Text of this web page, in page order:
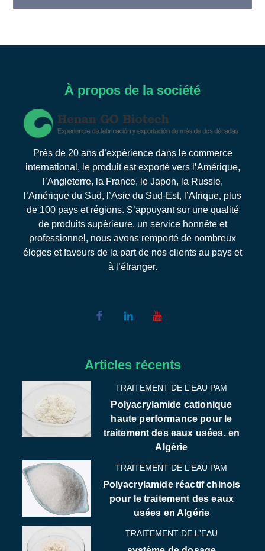
À propos de la société
Près de 20 ans d’expérience dans le commerce
international, le produit est exporté vers l’Amérique,
l’Angleterre, la France, le Japon, la Russie,
l’Amérique du Sud, l’Asie du Sud-Est, l’Afrique, plus
de 100 pays et régions. S’appuyant sur une qualité
de produits supérieure, un service honnête et
professionnel, nous avons remporté de nombreux
éloges et faveurs de la part de nos clients au pays et
à l’étranger.
Articles récents
TRAITEMENT DE L'EAU PAM
Polyacrylamide cationique
haute performance pour le
traitement des eaux usées. en
Algérie
TRAITEMENT DE L'EAU PAM
Polyacrylamide réactif chinois
pour le traitement des eaux
usées en Algérie
TRAITEMENT DE L'EAU